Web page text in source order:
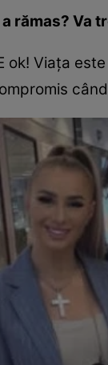
rămas? Va
ok! Viața